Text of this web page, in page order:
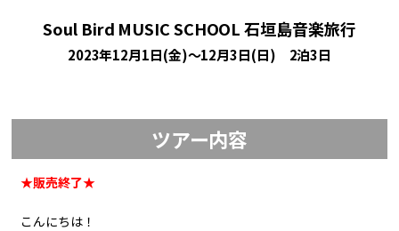
Soul Bird MUSIC SCHOOL 石垣島音楽旅行
2023年12月1日(金)～12月3日(日) 2泊3日
ツアー内容
★販売終了★
こんにちは！